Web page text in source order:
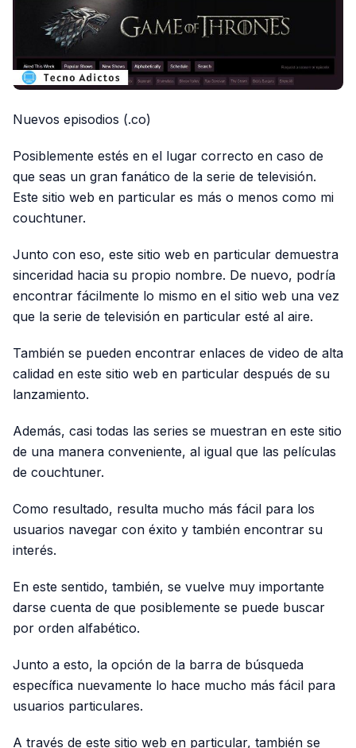
Nuevos episodios (.co)
Posiblemente estés en el lugar correcto en caso de
que seas un gran fanático de la serie de televisión.
Este sitio web en particular es más o menos como mi
couchtuner.
Junto con eso, este sitio web en particular demuestra
sinceridad hacia su propio nombre. De nuevo, podría
encontrar fácilmente lo mismo en el sitio web una vez
que la serie de televisión en particular esté al aire.
También se pueden encontrar enlaces de video de alta
calidad en este sitio web en particular después de su
lanzamiento.
Además, casi todas las series se muestran en este sitio
de una manera conveniente, al igual que las películas
de couchtuner.
Como resultado, resulta mucho más fácil para los
usuarios navegar con éxito y también encontrar su
interés.
En este sentido, también, se vuelve muy importante
darse cuenta de que posiblemente se puede buscar
por orden alfabético.
Junto a esto, la opción de la barra de búsqueda
específica nuevamente lo hace mucho más fácil para
usuarios particulares.
A través de este sitio web en particular, también se